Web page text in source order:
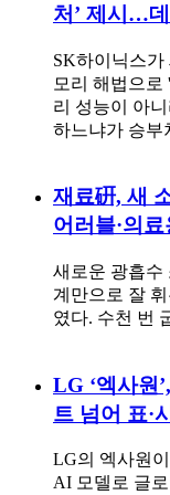
처’ 제시…
SK하이닉스가
모리 해법으로
리 성능이 아
하느냐가 승부
재료硏, 새
어러블·의
새로운 광흡수
계만으로 잘
였다. 수천 번
LG ‘엑사원
트 넘어 표·
LG의 엑사원
AI 모델로 글